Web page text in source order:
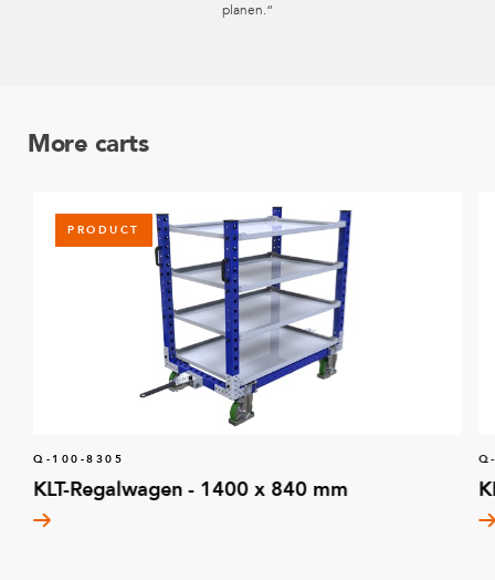
planen.“
More carts
PRODUCT
Q-100-8305
KLT-Regalwagen - 1400 x 840 mm